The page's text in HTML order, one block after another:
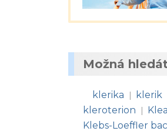
Možná
klerika | klerik
kleroterion |
Klebs-Loeffler